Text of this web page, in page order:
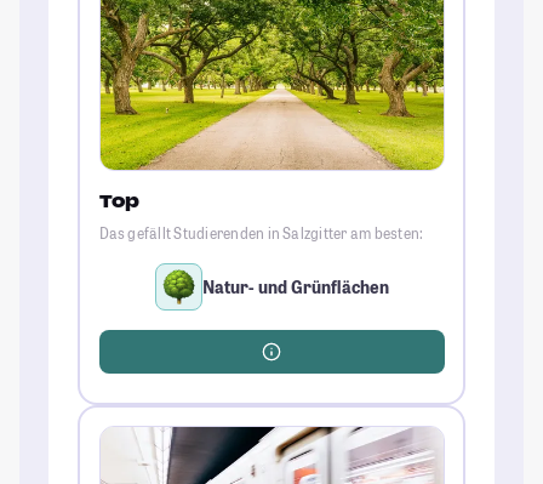
Top
Das gefällt Studierenden in Salzgitter am besten:
Natur- und Grünflächen